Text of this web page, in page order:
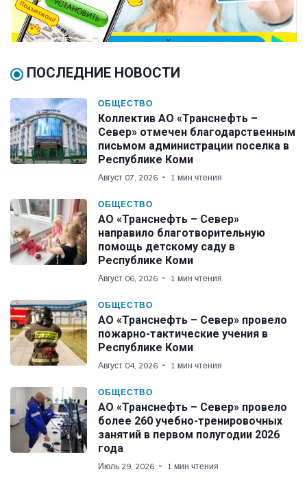
ПОСЛЕДНИЕ НОВОСТИ
ОБЩЕСТВО
Коллектив АО «Транснефть –
Север» отмечен благодарственным
письмом администрации поселка в
Республике Коми
Август 07, 2026 1 мин чтения
ОБЩЕСТВО
АО «Транснефть – Север»
направило благотворительную
помощь детскому саду в
Республике Коми
Август 06, 2026 1 мин чтения
ОБЩЕСТВО
АО «Транснефть – Север» провело
пожарно-тактические учения в
Республике Коми
Август 04, 2026 1 мин чтения
ОБЩЕСТВО
АО «Транснефть – Север» провело
более 260 учебно-тренировочных
занятий в первом полугодии 2026
года
Июль 29, 2026 1 мин чтения